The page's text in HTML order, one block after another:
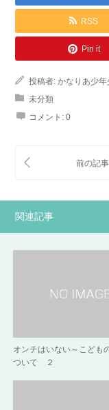
RSS
Pin it
投稿者: かなりあ少年
未分類
コメント: 0
関連記事
オンチはいない～こども
ついて ２